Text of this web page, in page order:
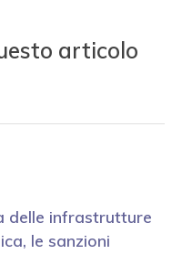
articolo
delle infrastrutture
le sanzioni